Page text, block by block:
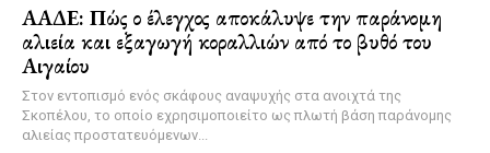
ΑΑΔΕ: Πώς ο έλεγχος αποκάλυψε την παράνομη
αλιεία και εξαγωγή κοραλλιών από το βυθό του
Αιγαίου
Στον εντοπισμό ενός σκάφους αναψυχής στα ανοιχτά της
Σκοπέλου, το οποίο εχρησιμοποιείτο ως πλωτή βάση παράνομης
αλιείας προστατευόμενων...